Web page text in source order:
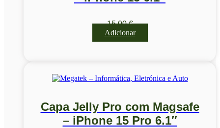
15,00€
Adicionar
Capa Jelly Pro com Magsafe
– iPhone 15 Pro 6.1″